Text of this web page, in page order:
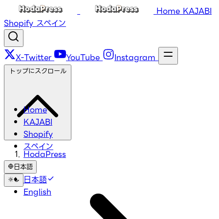
Home KAJABI
Shopify スペイン
X-Twitter YouTube Instagram
Home
KAJABI
Shopify
スペイン
日本語
日本語
English
トップにスクロール
HodaPress